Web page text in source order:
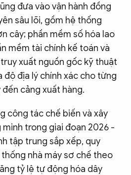
đưa vào vận hành đồng
sâu lõi, gồm hệ thống
cây; phần mềm số hóa lao
mềm tài chính kế toán và
xuất nguồn gốc kỹ thuật
độ địa lý chính xác cho từng
cảng xuất hàng.
công tác chế biến và xây
trong giai đoạn 2026 -
tập trung sắp xếp, quy
nhà máy sơ chế theo
tỷ lệ tự động hóa dây